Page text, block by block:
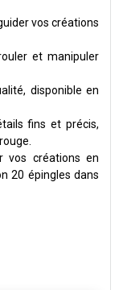
vos créations
et manipuler
disponible en
fins et précis,
vos créations en
20 épingles dans